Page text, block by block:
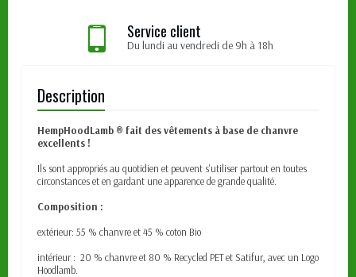
Service client
Du lundi au vendredi de 9h à 18h
Description
HempHoodLamb ® fait des vêtements à base de chanvre
excellents !
Ils sont appropriés au quotidien et peuvent s'utiliser partout en toutes
circonstances et en gardant une apparence de grande qualité.
Composition :
extérieur: 55 % chanvre et 45 % coton Bio
intérieur : 20 % chanvre et 80 % Recycled PET et Satifur, avec un Logo
Hoodlamb.